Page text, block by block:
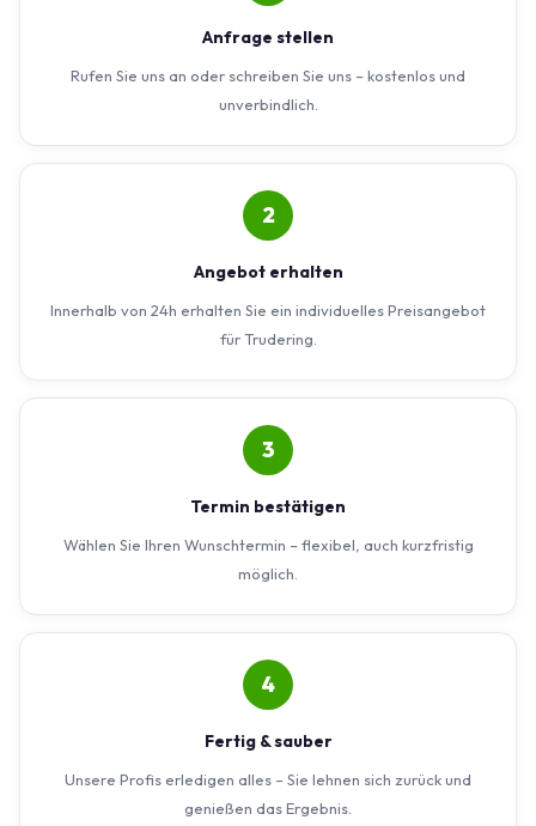
Anfrage stellen
Rufen Sie uns an oder schreiben Sie uns – kostenlos und
unverbindlich.
2
Angebot erhalten
Innerhalb von 24h erhalten Sie ein individuelles Preisangebot
für Trudering.
3
Termin bestätigen
Wählen Sie Ihren Wunschtermin – flexibel, auch kurzfristig
möglich.
4
Fertig & sauber
Unsere Profis erledigen alles – Sie lehnen sich zurück und
genießen das Ergebnis.